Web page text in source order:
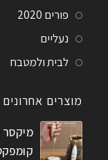
פורים 2020
נעליים
לבית ולמטבח
מוצרים
מיקסר